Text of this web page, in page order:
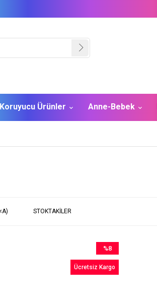
Ürünler Anne-Bebek
STOKTAKILER
%8
İndirim
%8İndirim
Ücretsiz Kargo